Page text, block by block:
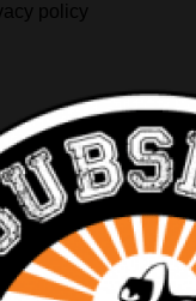
policy